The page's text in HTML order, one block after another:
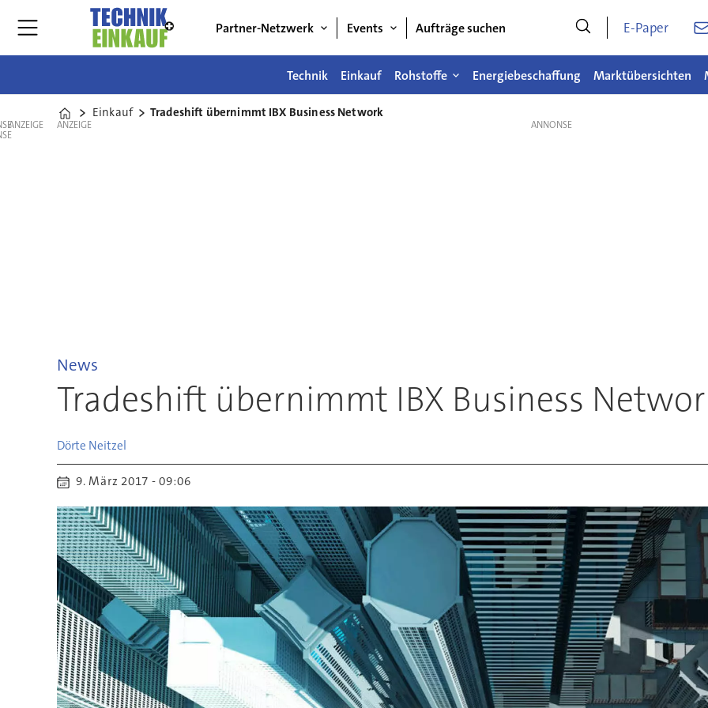
Partner-Netzwerk Events Aufträge suchen E-Paper
Technik Einkauf Rohstoffe Energiebeschaffung Marktübersichten
Home
Einkauf Tradeshift übernimmt IBX Business Network
ANZEIGE ANZEIGE
News
Tradeshift übernimmt IBX Business
Dörte Neitzel
9. März 2017 - 09:06